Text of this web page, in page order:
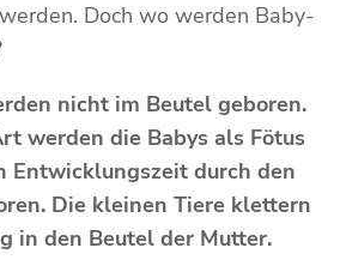
Doch wo werden Baby-
nicht im Beutel geboren.
werden die Babys als Fötus
Entwicklungszeit durch den
Die kleinen Tiere klettern
in den Beutel der Mutter.